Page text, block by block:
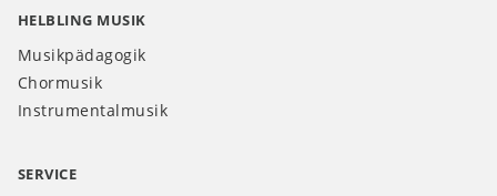
HELBLING MUSIK
Musikpädagogik
Chormusik
Instrumentalmusik
SERVICE